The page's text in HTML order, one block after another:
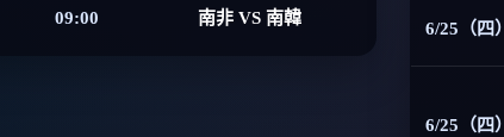
09:00 南非 VS 南韓
6/25（四）
6/25（四）